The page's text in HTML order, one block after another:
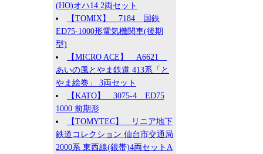
(HO)オハ14 2両セット
【TOMIX】 7184 国鉄
ED75-1000形電気機関車(後期
型)
【MICRO ACE】 A6621
あいの風とやま鉄道 413系「と
やま絵巻」 3両セット
【KATO】 3075-4 ED75
1000 前期形
【TOMYTEC】 リニア地下
鉄道コレクション 仙台市交通局
2000系 東西線(銀帯)4両セットA